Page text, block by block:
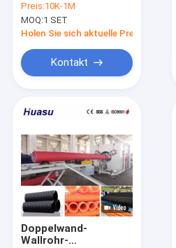
Videos
Über uns
Werksbesichtigung
32-1600 mm
Rohrdurchmesser für
hohe Produktivität
Preis:10K-1M
MOQ:1 SET
Holen Sie sich aktuelle Preis
Kontakt
Doppelwand-
Wallrohr-